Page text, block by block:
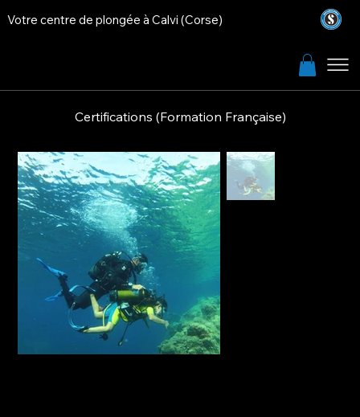
Votre centre de plongée à Calvi (Corse)
Certifications (Formation Française)